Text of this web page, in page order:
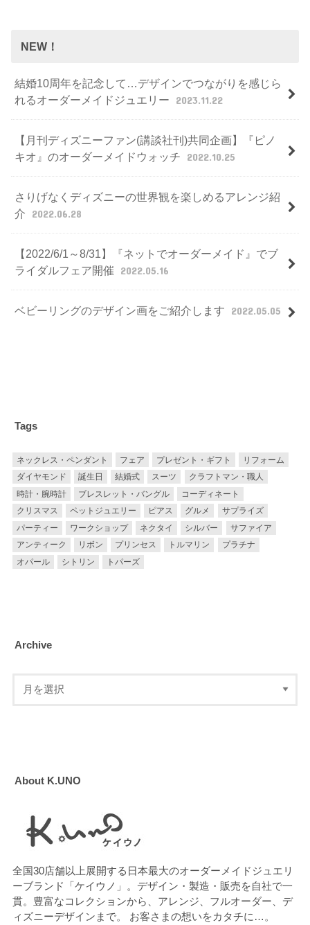
NEW！
結婚10周年を記念して…デザインでつながりを感じら
れるオーダーメイドジュエリー
2023.11.22
【月刊ディズニーファン(講談社刊)共同企画】『ピノ
キオ』のオーダーメイドウォッチ
2022.10.25
さりげなくディズニーの世界観を楽しめるアレンジ紹
介
2022.06.28
【2022/6/1～8/31】『ネットでオーダーメイド』でブ
ライダルフェア開催
2022.05.16
ベビーリングのデザイン画をご紹介します 2022.05.05
Tags
ネックレス・ペンダント フェア プレゼント・ギフト
リフォーム
ダイヤモンド
誕生日 結婚式 スーツ
クラフトマン・職人
時計・腕時計
ブレスレット・バングル
コーディネート
クリスマス
ペットジュエリー ピアス グルメ
サプライズ
パーティー
ワークショップ ネクタイ シルバー
サファイア
アンティーク
リボン プリンセス トルマリン
プラチナ
オパール
シトリン トパーズ
Archive
About K.UNO
全国30店舗以上展開する日本最大のオーダーメイドジュエリ
ーブランド「ケイウノ」。デザイン・製造・販売を自社で一
貫。豊富なコレクションから、アレンジ、フルオーダー、デ
ィズニーデザインまで。 お客さまの想いをカタチに…。